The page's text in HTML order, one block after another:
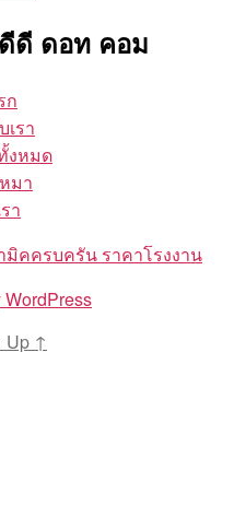
ดี ดอท คอม
ก
เรา
งหมด
มา
า
มิคครบครัน ราคาโรงงาน
Up ↑